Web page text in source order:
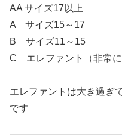
AA サイズ17以上
A サイズ15～17
B サイズ11～15
C エレファント（非常に
エレファントは大き過ぎ
です